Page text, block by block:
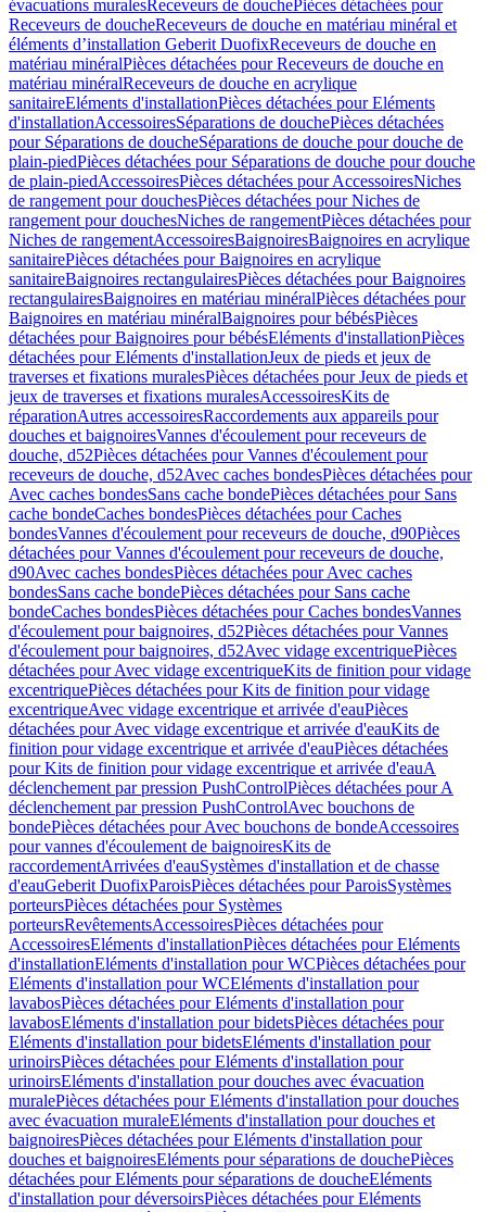
évacuations muralesReceveurs de douchePièces détachées pour
Receveurs de doucheReceveurs de douche en matériau minéral et
éléments d’installation Geberit DuofixReceveurs de douche en
matériau minéralPièces détachées pour Receveurs de douche en
matériau minéralReceveurs de douche en acrylique
sanitaireEléments d'installationPièces détachées pour Eléments
d'installationAccessoiresSéparations de douchePièces détachées
pour Séparations de doucheSéparations de douche pour douche de
plain-piedPièces détachées pour Séparations de douche pour douche
de plain-piedAccessoiresPièces détachées pour AccessoiresNiches
de rangement pour douchesPièces détachées pour Niches de
rangement pour douchesNiches de rangementPièces détachées pour
Niches de rangementAccessoiresBaignoiresBaignoires en acrylique
sanitairePièces détachées pour Baignoires en acrylique
sanitaireBaignoires rectangulairesPièces détachées pour Baignoires
rectangulairesBaignoires en matériau minéralPièces détachées pour
Baignoires en matériau minéralBaignoires pour bébésPièces
détachées pour Baignoires pour bébésEléments d'installationPièces
détachées pour Eléments d'installationJeux de pieds et jeux de
traverses et fixations muralesPièces détachées pour Jeux de pieds et
jeux de traverses et fixations muralesAccessoiresKits de
réparationAutres accessoiresRaccordements aux appareils pour
douches et baignoiresVannes d'écoulement pour receveurs de
douche, d52Pièces détachées pour Vannes d'écoulement pour
receveurs de douche, d52Avec caches bondesPièces détachées pour
Avec caches bondesSans cache bondePièces détachées pour Sans
cache bondeCaches bondesPièces détachées pour Caches
bondesVannes d'écoulement pour receveurs de douche, d90Pièces
détachées pour Vannes d'écoulement pour receveurs de douche,
d90Avec caches bondesPièces détachées pour Avec caches
bondesSans cache bondePièces détachées pour Sans cache
bondeCaches bondesPièces détachées pour Caches bondesVannes
d'écoulement pour baignoires, d52Pièces détachées pour Vannes
d'écoulement pour baignoires, d52Avec vidage excentriquePièces
détachées pour Avec vidage excentriqueKits de finition pour vidage
excentriquePièces détachées pour Kits de finition pour vidage
excentriqueAvec vidage excentrique et arrivée d'eauPièces
détachées pour Avec vidage excentrique et arrivée d'eauKits de
finition pour vidage excentrique et arrivée d'eauPièces détachées
pour Kits de finition pour vidage excentrique et arrivée d'eauA
déclenchement par pression PushControlPièces détachées pour A
déclenchement par pression PushControlAvec bouchons de
bondePièces détachées pour Avec bouchons de bondeAccessoires
pour vannes d'écoulement de baignoiresKits de
raccordementArrivées d'eauSystèmes d'installation et de chasse
d'eauGeberit DuofixParoisPièces détachées pour ParoisSystèmes
porteursPièces détachées pour Systèmes
porteursRevêtementsAccessoiresPièces détachées pour
AccessoiresEléments d'installationPièces détachées pour Eléments
d'installationEléments d'installation pour WCPièces détachées pour
Eléments d'installation pour WCEléments d'installation pour
lavabosPièces détachées pour Eléments d'installation pour
lavabosEléments d'installation pour bidetsPièces détachées pour
Eléments d'installation pour bidetsEléments d'installation pour
urinoirsPièces détachées pour Eléments d'installation pour
urinoirsEléments d'installation pour douches avec évacuation
muralePièces détachées pour Eléments d'installation pour douches
avec évacuation muraleEléments d'installation pour douches et
baignoiresPièces détachées pour Eléments d'installation pour
douches et baignoiresEléments pour séparations de douchePièces
détachées pour Eléments pour séparations de doucheEléments
d'installation pour déversoirsPièces détachées pour Eléments